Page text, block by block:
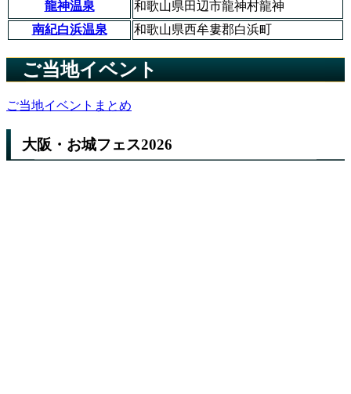
龍神温泉
和歌山県田辺市龍神村龍神
南紀白浜温泉
和歌山県西牟婁郡白浜町
ご当地イベント
ご当地イベントまとめ
大阪・お城フェス2026